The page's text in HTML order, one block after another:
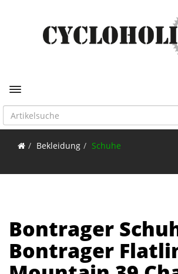
Toggle navigation
Bekleidung Schuhe
Bontrager
Bontrager